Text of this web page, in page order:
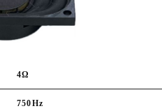
4Ω
750Hz